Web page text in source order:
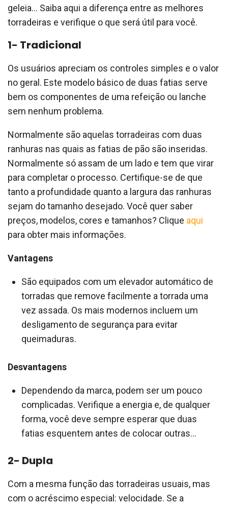
geleia… Saiba aqui a diferença entre as melhores
torradeiras e verifique o que será útil para você.
1- Tradicional
Os usuários apreciam os controles simples e o valor
no geral. Este modelo básico de duas fatias serve
bem os componentes de uma refeição ou lanche
sem nenhum problema.
Normalmente são aquelas torradeiras com duas
ranhuras nas quais as fatias de pão são inseridas.
Normalmente só assam de um lado e tem que virar
para completar o processo. Certifique-se de que
tanto a profundidade quanto a largura das ranhuras
sejam do tamanho desejado. Você quer saber
preços, modelos, cores e tamanhos? Clique aqui
para obter mais informações.
Vantagens
São equipados com um elevador automático de
torradas que remove facilmente a torrada uma
vez assada. Os mais modernos incluem um
desligamento de segurança para evitar
queimaduras.
Desvantagens
Dependendo da marca, podem ser um pouco
complicadas. Verifique a energia e, de qualquer
forma, você deve sempre esperar que duas
fatias esquentem antes de colocar outras…
2- Dupla
Com a mesma função das torradeiras usuais, mas
com o acréscimo especial: velocidade. Se a